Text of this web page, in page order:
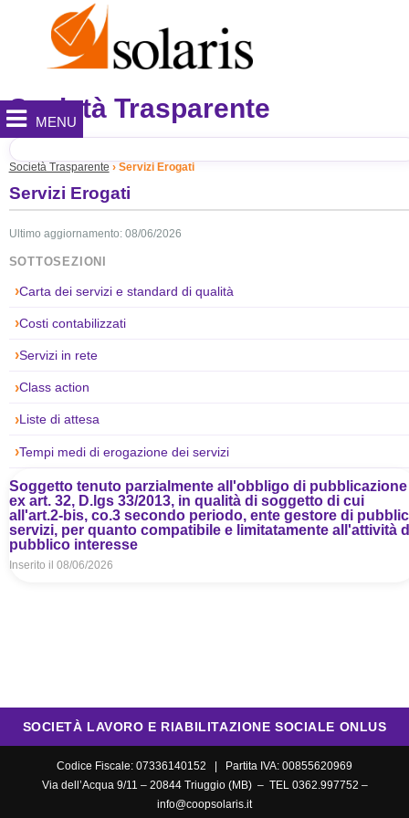
MENU
Società Trasparente
Società Trasparente Servizi Erogati
Servizi Erogati
Ultimo aggiornamento: 08/06/2026
SOTTOSEZIONI
Carta dei servizi e standard di qualità
Costi contabilizzati
Servizi in rete
Class action
Liste di attesa
Tempi medi di erogazione dei servizi
Soggetto tenuto parzialmente all'obbligo di pubblicazione
ex art. 32, D.lgs 33/2013, in qualità di soggetto di cui
all'art.2-bis, co.3 secondo periodo, ente gestore di
servizi, per quanto compatibile e limitatamente all'attività
pubblico interesse
Inserito il 08/06/2026
SOCIETÀ LAVORO E RIABILITAZIONE SOCIALE ONLUS
Codice Fiscale: 07336140152 | Partita IVA: 00855620969
Via dell’Acqua 9/11 – 20844 Triuggio (MB) – TEL 0362.997752 –
info@coopsolaris.it